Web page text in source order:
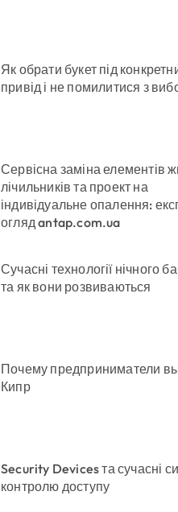
Як обрати букет під
привід і не помилитися з
Сервісна заміна елементів
лічильників та проект на
індивідуальне опалення:
огляд antap.com.ua
Сучасні технології нічного
та як вони розвиваються
Почему предприниматели
Кипр
Security Devices та сучасні
контролю доступу